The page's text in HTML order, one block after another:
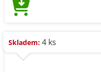
Skladem: 4 ks